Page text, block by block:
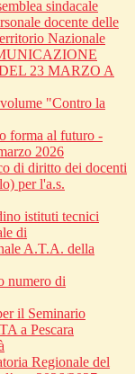
sindacale
docente delle
Nazionale
23 MARZO A
"Contro la
forma al futuro -
2026
di diritto dei docenti
per l'a.s.
istituti tecnici
di
A.T.A. della
numero di
il Seminario
a Pescara
Regionale del